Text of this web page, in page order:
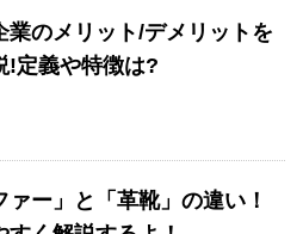
業のメリット/デメリットを
!定義や特徴は?
ァー」と「革靴」の違い！